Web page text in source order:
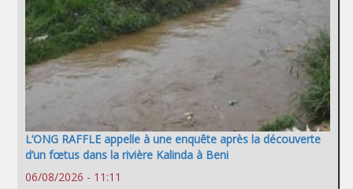
L’ONG RAFFLE appelle à une enquête après la découverte
d’un fœtus dans la rivière Kalinda à Beni
06/08/2026 - 11:11